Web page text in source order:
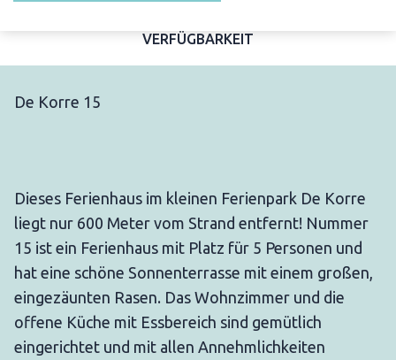
VERFÜGBARKEIT
De Korre 15
Dieses Ferienhaus im kleinen Ferienpark De Korre
liegt nur 600 Meter vom Strand entfernt! Nummer
15 ist ein Ferienhaus mit Platz für 5 Personen und
hat eine schöne Sonnenterrasse mit einem großen,
eingezäunten Rasen. Das Wohnzimmer und die
offene Küche mit Essbereich sind gemütlich
eingerichtet und mit allen Annehmlichkeiten